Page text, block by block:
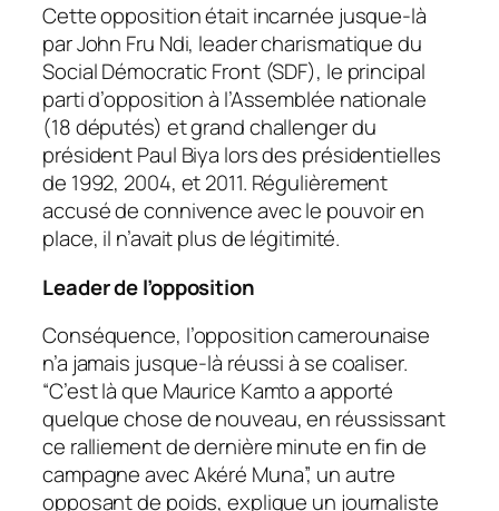
Cette opposition était incarnée jusque-là
par John Fru Ndi, leader charismatique du
Social Démocratic Front (SDF), le principal
parti d’opposition à l’Assemblée nationale
(18 députés) et grand challenger du
président Paul Biya lors des présidentielles
de 1992, 2004, et 2011. Régulièrement
accusé de connivence avec le pouvoir en
place, il n’avait plus de légitimité.
Leader de l’opposition
Conséquence, l’opposition camerounaise
n’a jamais jusque-là réussi à se coaliser.
“C’est là que Maurice Kamto a apporté
quelque chose de nouveau, en réussissant
ce ralliement de dernière minute en fin de
campagne avec Akéré Muna”, un autre
opposant de poids, explique un journaliste